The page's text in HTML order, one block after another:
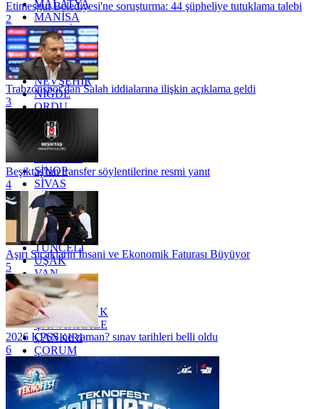
MALATYA
MANİSA
MARDİN
MERSİN
MUĞLA
MUŞ
NEVŞEHİR
NİĞDE
ORDU
OSMANİYE
RİZE
SAKARYA
SİNOP
SİVAS
SİİRT
TEKİRDAĞ
TOKAT
TRABZON
TUNCELİ
UŞAK
VAN
YALOVA
YOZGAT
ZONGULDAK
ÇANAKKALE
ÇANKIRI
ÇORUM
İSTANBUL
İZMİR
ŞANLIURFA
ŞIRNAK
Etimesgut Belediyesi'ne soruşturma: 44 şüpheliye tutuklama talebi
2
Trabzonspor'dan Salah iddialarına ilişkin açıklama geldi
3
Beşiktaş'tan transfer söylentilerine resmi yanıt
4
Aşırı Sıcakların İnsani ve Ekonomik Faturası Büyüyor
5
2026 KPSS ne zaman? sınav tarihleri belli oldu
6